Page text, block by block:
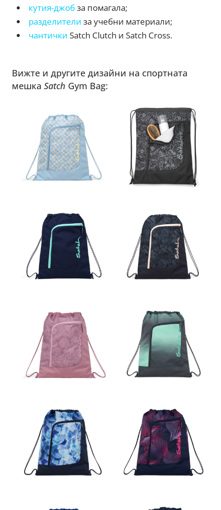
кутия-джобза помагала;
разделителиза учебни материали;
чантички Satch Clutch и Satch Cross.
Вижте и другите дизайни на спортната
мешкаSatch Gym Bag: